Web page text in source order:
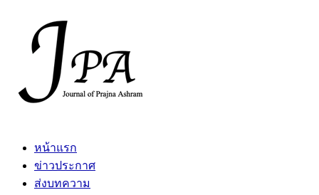
หน้าแรก
ข่าวประกาศ
ส่งบทความ